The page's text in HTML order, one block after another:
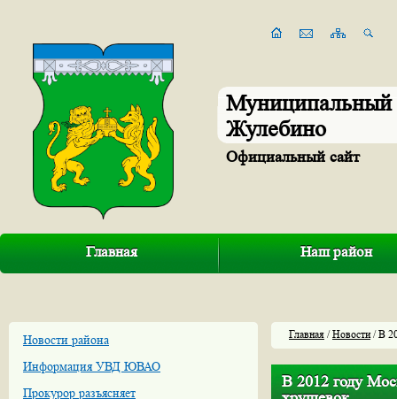
Муниципальный
Жулебино
Официальный сайт
Главная Наш район
Новости района
Информация УВД ЮВАО
Прокурор разъясняет
Главная /Новости/ В
В 2012 году